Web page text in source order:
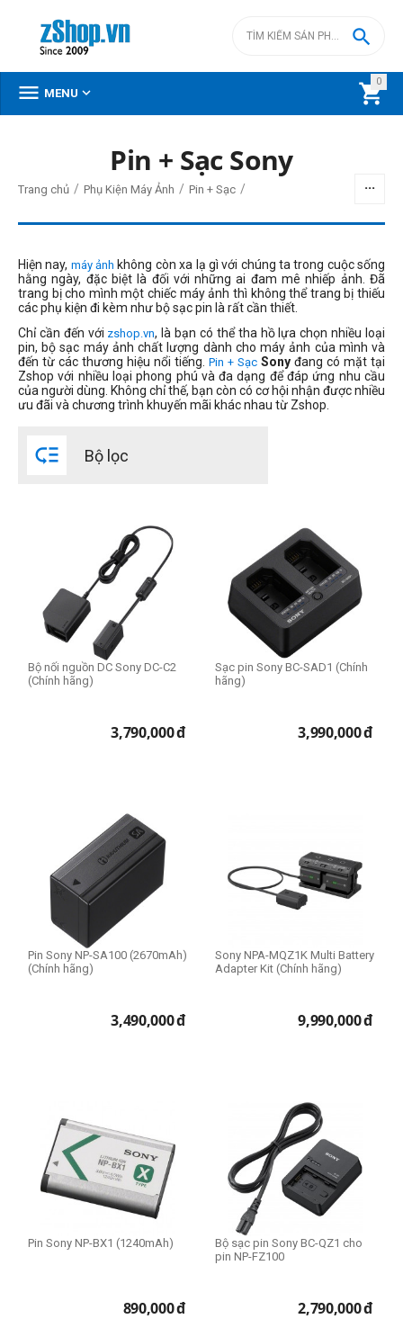
0


 MENU 
890000đ
Pin + Sạc Sony
Trang chủ / Phụ Kiện Máy Ảnh / Pin + Sạc /
Hiện nay, máy ảnh không còn xa lạ gì với chúng ta trong cuộc sống
hằng ngày, đặc biệt là đối với những ai đam mê nhiếp ảnh. Đã
trang bị cho mình một chiếc máy ảnh thì không thể trang bị thiếu
các phụ kiện đi kèm như bộ sạc pin là rất cần thiết.
Chỉ cần đến với zshop.vn, là bạn có thể tha hồ lựa chọn nhiều loại
pin, bộ sạc máy ảnh chất lượng dành cho máy ảnh của mình và
đến từ các thương hiệu nổi tiếng. Pin + Sạc Sony đang có mặt tại
Zshop với nhiều loại phong phú và đa dạng để đáp ứng nhu cầu
của người dùng. Không chỉ thế, bạn còn có cơ hội nhận được nhiều
ưu đãi và chương trình khuyến mãi khác nhau từ Zshop.
 Bộ lọc
Bộ nối nguồn DC Sony DC-C2
(Chính hãng)
3,790,000đ
Sạc pin Sony BC-SAD1 (Chính
hãng)
3,990,000đ
Pin Sony NP-SA100 (2670mAh)
(Chính hãng)
3,490,000đ
Sony NPA-MQZ1K Multi Battery
Adapter Kit (Chính hãng)
9,990,000đ
Pin Sony NP-BX1 (1240mAh)
890,000đ
Bộ sạc pin Sony BC-QZ1 cho
pin NP-FZ100
2,790,000đ